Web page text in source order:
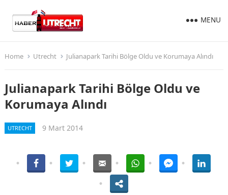
MENU
Home Utrecht Julianapark Tarihi Bölge Oldu ve Korumaya Alındı
Julianapark Tarihi Bölge Oldu ve
Korumaya Alındı
UTRECHT 9 Mart 2014